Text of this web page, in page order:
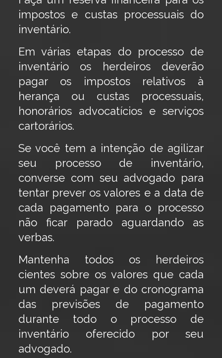
impostos e custas processuais do
inventário.
Em várias etapas do processo de
inventário os herdeiros deverão
pagar os impostos relativos à
herança ou custas processuais,
honorários advocatícios e serviços
cartorários.
Se você tem a intenção de agilizar
seu processo de inventário,
converse com seu advogado para
tentar prever os valores e a data de
cada pagamento para o processo
não ficar parado aguardando as
verbas.
Mantenha todos os herdeiros
cientes sobre os valores que cada
um deverá pagar e do cronograma
das previsões de pagamento
durante todo o processo de
inventário oferecido por seu
advogado.